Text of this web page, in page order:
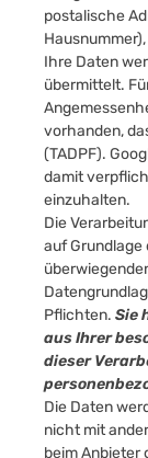
postalische
Ihre Daten
übermittelt.
vorhanden,
(TADPF).
damit
einzuhalten.
Die
auf Grundlage
Pflichten. Sie
aus Ihrer
dieser
Die Daten
nicht mit
beim Anbieter